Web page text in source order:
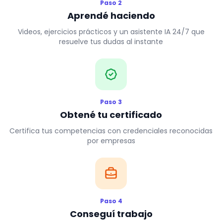
Paso 2
Aprendé haciendo
Videos, ejercicios prácticos y un asistente IA 24/7 que
resuelve tus dudas al instante
Paso 3
Obtené tu certificado
Certifica tus competencias con credenciales reconocidas
por empresas
Paso 4
Conseguí trabajo